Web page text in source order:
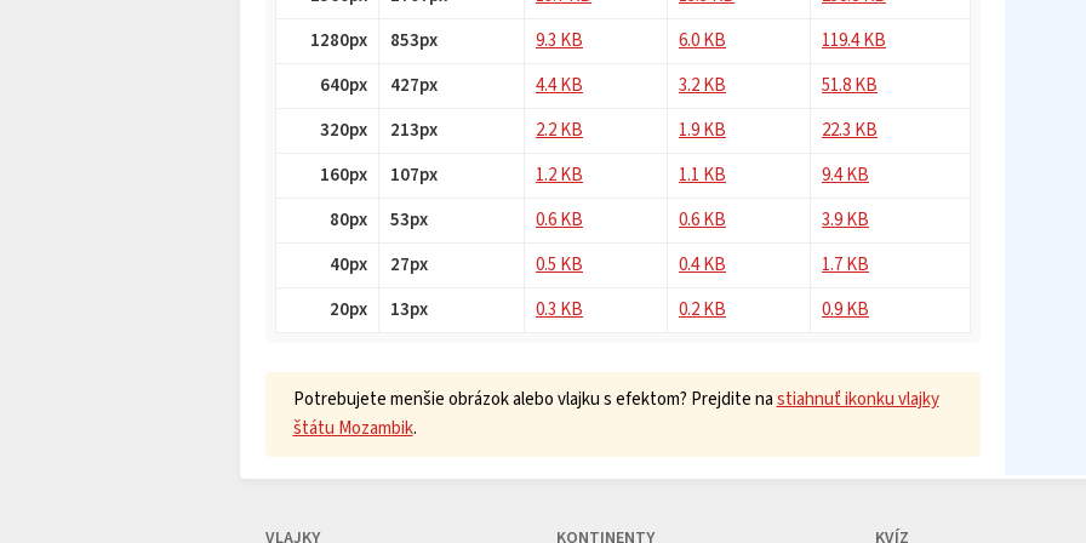
1280px
853px 9.3 KB 6.0 KB
119.4 KB
640px
427px 4.4 KB 3.2 KB
51.8 KB
320px
213px 2.2 KB 1.9 KB
22.3 KB
160px
107px 1.2 KB 1.1 KB
9.4 KB
80px
53px 0.6 KB 0.6 KB
3.9 KB
40px
27px 0.5 KB 0.4 KB
1.7 KB
20px
13px 0.3 KB 0.2 KB 0.9 KB
Potrebujete menšie obrázok alebo vlajku s efektom? Prejdite nastiahnuť ikonku vlajky
štátu Mozambik.